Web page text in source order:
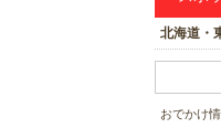
北海道・
おでかけ